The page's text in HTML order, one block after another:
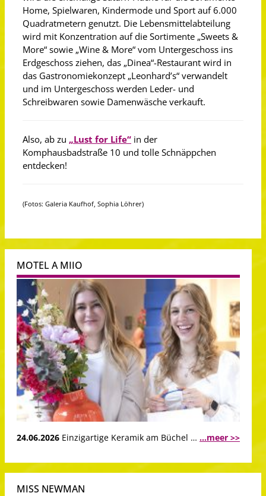
Home, Spielwaren, Kindermode und Sport auf 6.000
Quadratmetern genutzt. Die Lebensmittelabteilung
wird mit Konzentration auf die Sortimente „Sweets &
More“ sowie „Wine & More“ vom Untergeschoss ins
Erdgeschoss ziehen, das „Dinea“-Restaurant wird in
das Gastronomiekonzept „Leonhard’s“ verwandelt
und im Untergeschoss werden Leder- und
Schreibwaren sowie Damenwäsche verkauft.
Also, ab zu „Lust for Life“ in der
Komphausbadstraße 10 und tolle Schnäppchen
entdecken!
(Fotos: Galeria Kaufhof, Sophia Löhrer)
MOTEL A MIIO
24.06.2026 Einzigartige Keramik am Büchel … ...meer >>
MISS NEWMAN